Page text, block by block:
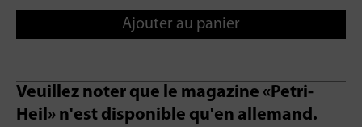
Ajouter au panier
Veuillez noter que le magazine «Petri-
Heil» n'est disponible qu'en allemand.